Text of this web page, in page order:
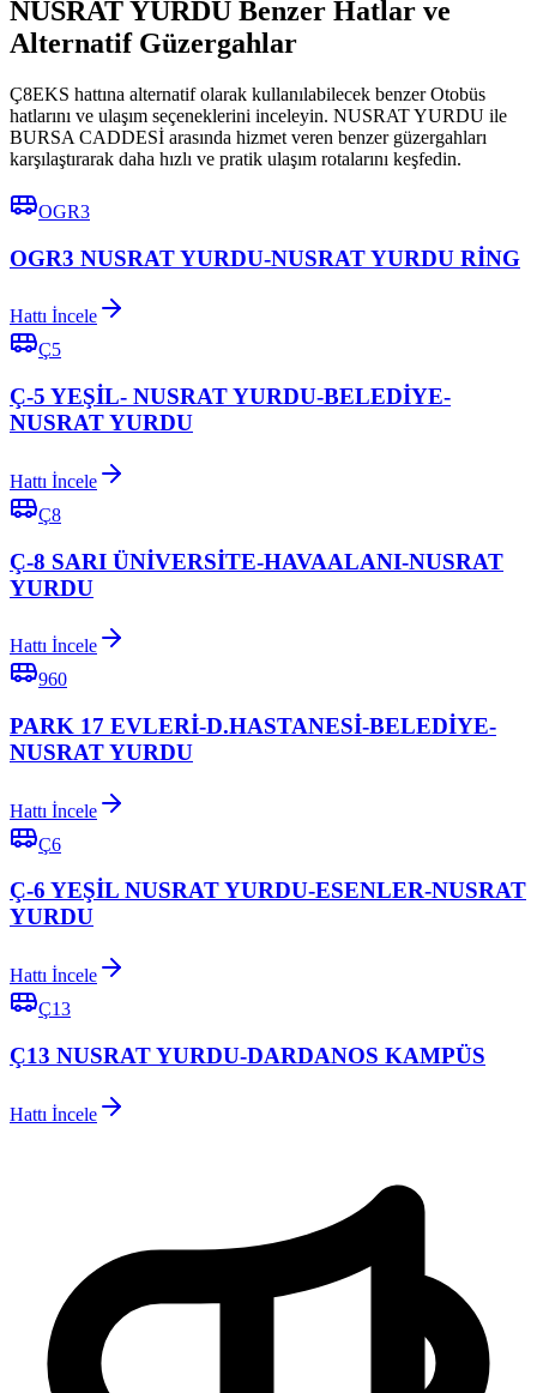
NUSRAT YURDU Benzer Hatlar ve
Alternatif Güzergahlar
Ç8EKS hattına alternatif olarak kullanılabilecek benzer Otobüs
hatlarını ve ulaşım seçeneklerini inceleyin. NUSRAT YURDU ile
BURSA CADDESİ arasında hizmet veren benzer güzergahları
karşılaştırarak daha hızlı ve pratik ulaşım rotalarını keşfedin.
OGR3
OGR3 NUSRAT YURDU-NUSRAT YURDU RİNG
Hattı İncele
Ç5
Ç-5 YEŞİL- NUSRAT YURDU-BELEDİYE-
NUSRAT YURDU
Hattı İncele
Ç8
Ç-8 SARI ÜNİVERSİTE-HAVAALANI-NUSRAT
YURDU
Hattı İncele
960
PARK 17 EVLERİ-D.HASTANESİ-BELEDİYE-
NUSRAT YURDU
Hattı İncele
Ç6
Ç-6 YEŞİL NUSRAT YURDU-ESENLER-NUSRAT
YURDU
Hattı İncele
Ç13
Ç13 NUSRAT YURDU-DARDANOS KAMPÜS
Hattı İncele